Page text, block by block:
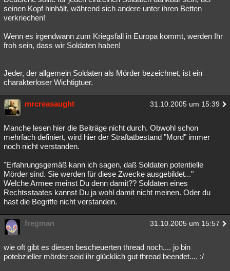
seinen Kopf hinhält, während sich andere unter ihren Betten
verkriechen!
Wenn es irgendwann zum Kriegsfall in Europa kommt, werden Ihr
froh sein, dass wir Soldaten haben!
Jeder, der allgemein Soldaten als Mörder bezeichnet, ist ein
charakterloser Wichtigtuer.
mrcreasaught 31.10.2005 um 15:39
Manche lesen hier die Beiträge nicht durch. Obwohl schon
mehrfach definiert, wird hier der Straftatbestand "Mord" immer
noch nicht verstanden.
"Erfahrungsgemäß kann ich sagen, daß Soldaten potentielle
Mörder sind. Sie werden für diese Zwecke ausgebildet..."
Welche Armee meinst Du denn damit?? Soldaten eines
Rechtsstaates kannst Du ja wohl damit nicht meinen. Oder du
hast die Begriffe nicht verstanden.
fregman 31.10.2005 um 15:57
wie oft gibt es diesen bescheuerten thread noch.... jo bin
potebzieller mörder seid ihr glücklich gut thread beendet.... :/